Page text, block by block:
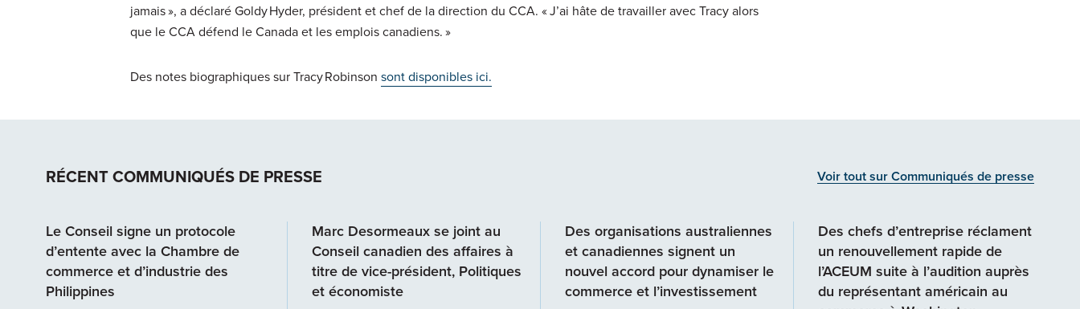
jamais », a déclaré Goldy Hyder, président et chef de la direction du CCA. « J’ai hâte de travailler avec Tracy alors
que le CCA défend le Canada et les emplois canadiens. »
Des notes biographiques sur Tracy Robinson sont disponibles ici.
RÉCENT COMMUNIQUÉS DE PRESSE Voir tout sur Communiqués de presse
Le Conseil signe un protocole
d’entente avec la Chambre de
commerce et d’industrie des
Philippines
Marc Desormeaux se joint au
Conseil canadien des affaires à
titre de vice-président, Politiques
et économiste
Des organisations australiennes
et canadiennes signent un
nouvel accord pour dynamiser le
commerce et l’investissement
Des chefs d’entreprise réclament
un renouvellement rapide de
l’ACEUM suite à l’audition auprès
du représentant américain au